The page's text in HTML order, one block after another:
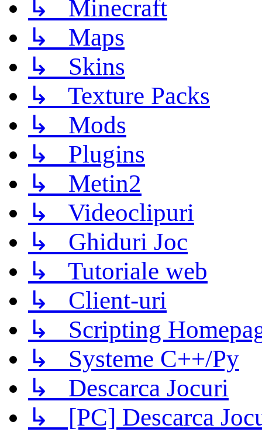
↳ Minecraft
↳ Maps
↳ Skins
↳ Texture Packs
↳ Mods
↳ Plugins
↳ Metin2
↳ Videoclipuri
↳ Ghiduri Joc
↳ Tutoriale web
↳ Client-uri
↳ Scripting
↳ Systeme C++/Py
↳ Descarca Jocuri
↳ [PC] Descarca